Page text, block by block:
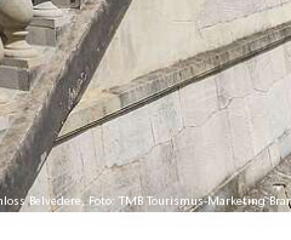
Belvedere, Foto: TMB Tourismus-Marketing